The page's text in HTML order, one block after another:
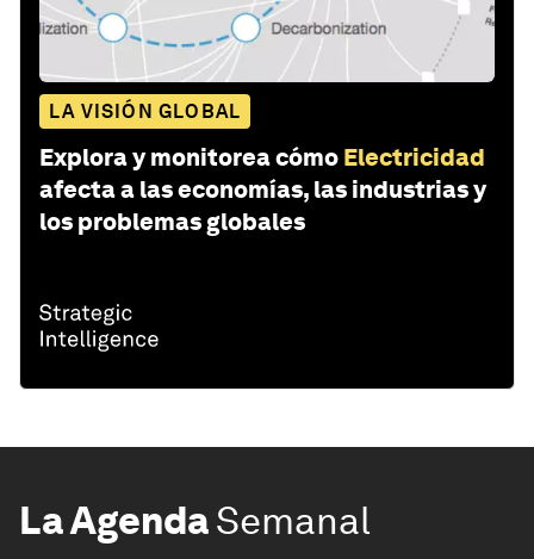
LA VISIÓN GLOBAL
Explora y monitorea cómo Electricidad
afecta a las economías, las industrias y
los problemas globales
La AgendaSemanal